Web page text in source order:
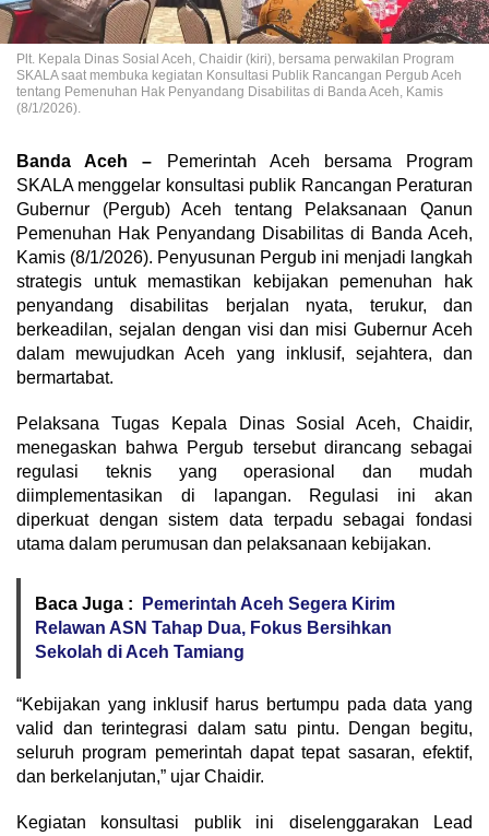
Plt. Kepala Dinas Sosial Aceh, Chaidir (kiri), bersama perwakilan Program
SKALA saat membuka kegiatan Konsultasi Publik Rancangan Pergub Aceh
tentang Pemenuhan Hak Penyandang Disabilitas di Banda Aceh, Kamis
(8/1/2026).
Banda Aceh – Pemerintah Aceh bersama Program
SKALA menggelar konsultasi publik Rancangan Peraturan
Gubernur (Pergub) Aceh tentang Pelaksanaan Qanun
Pemenuhan Hak Penyandang Disabilitas di Banda Aceh,
Kamis (8/1/2026). Penyusunan Pergub ini menjadi langkah
strategis untuk memastikan kebijakan pemenuhan hak
penyandang disabilitas berjalan nyata, terukur, dan
berkeadilan, sejalan dengan visi dan misi Gubernur Aceh
dalam mewujudkan Aceh yang inklusif, sejahtera, dan
bermartabat.
Pelaksana Tugas Kepala Dinas Sosial Aceh, Chaidir,
menegaskan bahwa Pergub tersebut dirancang sebagai
regulasi teknis yang operasional dan mudah
diimplementasikan di lapangan. Regulasi ini akan
diperkuat dengan sistem data terpadu sebagai fondasi
utama dalam perumusan dan pelaksanaan kebijakan.
Baca Juga :
Pemerintah Aceh Segera Kirim
Relawan ASN Tahap Dua, Fokus Bersihkan
Sekolah di Aceh Tamiang ‎
“Kebijakan yang inklusif harus bertumpu pada data yang
valid dan terintegrasi dalam satu pintu. Dengan begitu,
seluruh program pemerintah dapat tepat sasaran, efektif,
dan berkelanjutan,” ujar Chaidir.
Kegiatan konsultasi publik ini diselenggarakan Lead